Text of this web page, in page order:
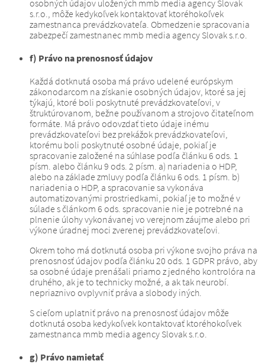
osobných údajov uložených mmb media agency Slovak
s.r.o., môže kedykoľvek kontaktovať ktoréhokoľvek
zamestnanca prevádzkovateľa. Obmedzenie spracovania
zabezpečí zamestnanec mmb media agency Slovak s.r.o.
f) Právo na prenosnosť údajov
Každá dotknutá osoba má právo udelené európskym
zákonodarcom na získanie osobných údajov, ktoré sa jej
týkajú, ktoré boli poskytnuté prevádzkovateľovi, v
štruktúrovanom, bežne používanom a strojovo čitateľnom
formáte. Má právo odovzdať tieto údaje inému
prevádzkovateľovi bez prekážok prevádzkovateľovi,
ktorému boli poskytnuté osobné údaje, pokiaľ je
spracovanie založené na súhlase podľa článku 6 ods. 1
písm. alebo článku 9 ods. 2 písm. a) nariadenia o HDP,
alebo na základe zmluvy podľa článku 6 ods. 1 písm. b)
nariadenia o HDP, a spracovanie sa vykonáva
automatizovanými prostriedkami, pokiaľ je to možné v
súlade s článkom 6 ods. spracovanie nie je potrebné na
plnenie úlohy vykonávanej vo verejnom záujme alebo pri
výkone úradnej moci zverenej prevádzkovateľovi.
Okrem toho má dotknutá osoba pri výkone svojho práva na
prenosnosť údajov podľa článku 20 ods. 1 GDPR právo, aby
sa osobné údaje prenášali priamo z jedného kontrolóra na
druhého, ak je to technicky možné, a ak tak neurobí.
nepriaznivo ovplyvniť práva a slobody iných.
S cieľom uplatniť právo na prenosnosť údajov môže
dotknutá osoba kedykoľvek kontaktovať ktoréhokoľvek
zamestnanca mmb media agency Slovak s.r.o.
g) Právo namietať